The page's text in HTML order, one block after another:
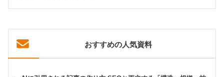
おすすめの人気資料